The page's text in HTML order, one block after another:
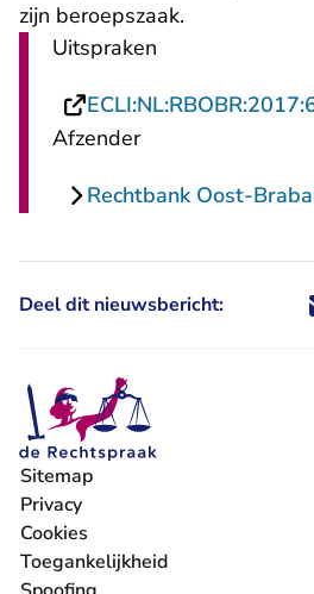
zijn beroepszaak.
Uitspraken
Afzender
Rechtbank Oost-
Deel dit nieuwsbericht: Deel
Sitemap
Privacy
Cookies
Toegankelijkheid